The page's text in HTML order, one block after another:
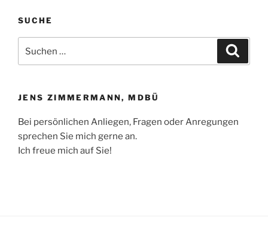
SUCHE
nach:
JENS ZIMMERMANN, MDBÜ
Bei persönlichen Anliegen, Fragen oder Anregungen
sprechen Sie mich gerne an.
Ich freue mich auf Sie!